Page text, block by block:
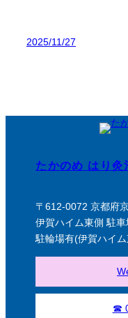
2025/11/27
たかのめ はり灸
〒612-0072 京都府
伊賀ハイム東側 駐
駐輪場有(伊賀ハイ
☎